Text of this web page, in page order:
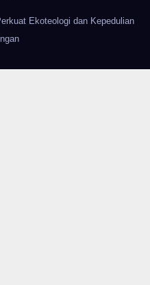
Ekoteologi dan Kepedulian